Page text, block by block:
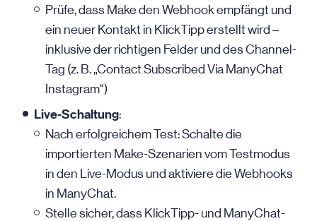
Prüfe, dass Make den Webhook empfängt und
ein neuer Kontakt in KlickTipp erstellt wird –
inklusive der richtigen Felder und des Channel-
Tag (z. B. „Contact Subscribed Via ManyChat
Instagram“)
Live-Schaltung:
Nach erfolgreichem Test: Schalte die
importierten Make-Szenarien vom Testmodus
in den Live-Modus und aktiviere die Webhooks
in ManyChat.
Stelle sicher, dass KlickTipp- und ManyChat-